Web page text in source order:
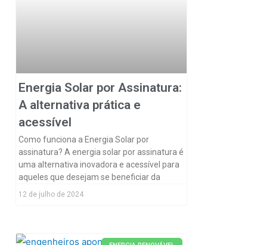
Energia Solar por Assinatura:
A alternativa prática e
acessível
Como funciona a Energia Solar por
assinatura? A energia solar por assinatura é
uma alternativa inovadora e acessível para
aqueles que desejam se beneficiar da
12 de julho de 2024